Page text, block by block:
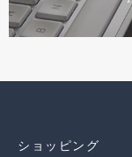
ショッピング